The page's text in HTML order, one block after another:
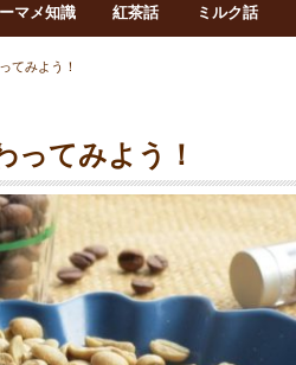
マメ知識 紅茶話 ミルク話
てみよう！
ってみよう！